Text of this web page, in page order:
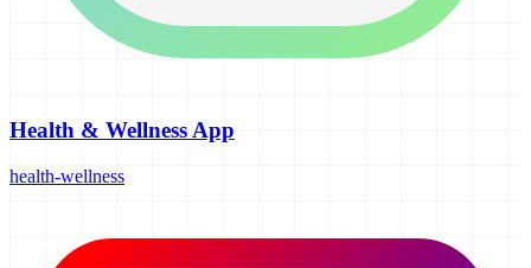
Health & Wellness App
health-wellness